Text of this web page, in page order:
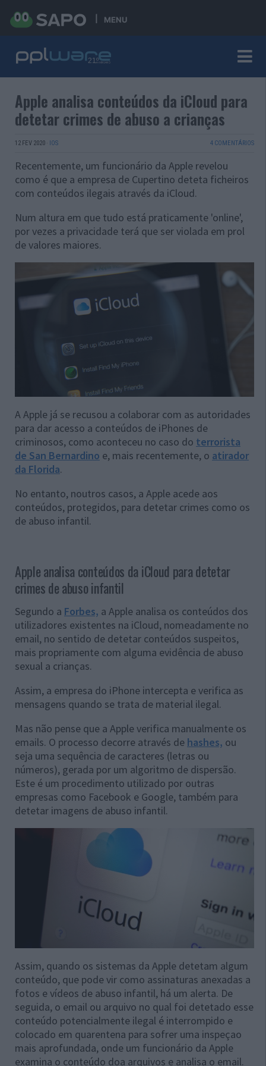
MENU
Apple analisa conteúdos da iCloud para
detetar crimes de abuso a crianças
12 FEV 2020 · IOS 4 COMENTÁRIOS
Recentemente, um funcionário da Apple revelou
como é que a empresa de Cupertino deteta ficheiros
com conteúdos ilegais através da iCloud.
Num altura em que tudo está praticamente 'online',
por vezes a privacidade terá que ser violada em prol
de valores maiores.
A Apple já se recusou a colaborar com as autoridades
para dar acesso a conteúdos de iPhones de
criminosos, como aconteceu no caso do terrorista
de San Bernardino e, mais recentemente, o atirador
da Florida.
No entanto, noutros casos, a Apple acede aos
conteúdos, protegidos, para detetar crimes como os
de abuso infantil.
Apple analisa conteúdos da iCloud para detetar
crimes de abuso infantil
Segundo a Forbes, a Apple analisa os conteúdos dos
utilizadores existentes na iCloud, nomeadamente no
email, no sentido de detetar conteúdos suspeitos,
mais propriamente com alguma evidência de abuso
sexual a crianças.
Assim, a empresa do iPhone intercepta e verifica as
mensagens quando se trata de material ilegal.
Mas não pense que a Apple verifica manualmente os
emails. O processo decorre através de hashes, ou
seja uma sequência de caracteres (letras ou
números), gerada por um algoritmo de dispersão.
Este é um procedimento utilizado por outras
empresas como Facebook e Google, também para
detetar imagens de abuso infantil.
Assim, quando os sistemas da Apple detetam algum
conteúdo, que pode vir como assinaturas anexadas a
fotos e vídeos de abuso infantil, há um alerta. De
seguida, o email ou arquivo no qual foi detetado esse
conteúdo potencialmente ilegal é interrompido e
colocado em quarentena para sofrer uma inspeçao
mais aprofundada, onde um funcionário da Apple
examina o conteúdo doa arquivos e analisa o email.